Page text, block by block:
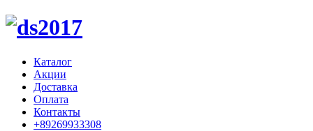
Каталог
Акции
Доставка
Оплата
Контакты
+89269933308